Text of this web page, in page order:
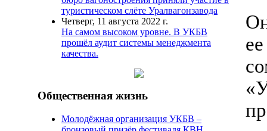
туристическом слёте Уралвагонзавода
Четверг, 11 августа 2022 г.
На самом высоком уровне. В УКБВ
прошёл аудит системы менеджмента
качества.
Общественная жизнь
Молодёжная организация УКБВ –